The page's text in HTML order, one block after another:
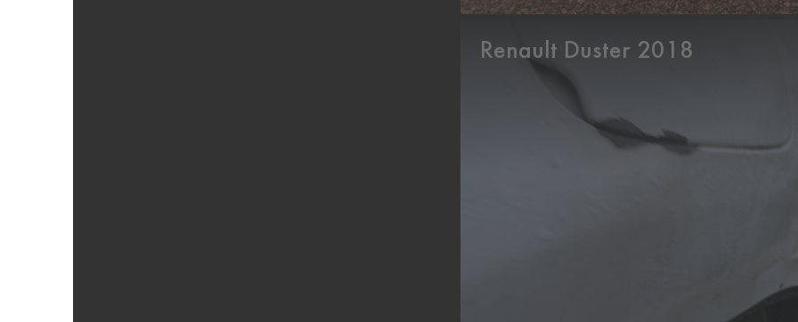
Renault Duster 2018